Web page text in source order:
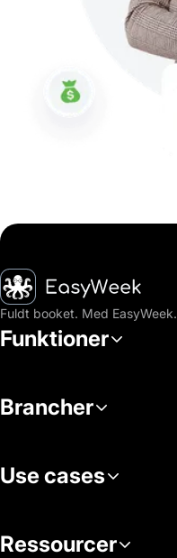
Hjem
Fuldt booket. Med EasyWeek.
Funktioner
Brancher
Use cases
Ressourcer